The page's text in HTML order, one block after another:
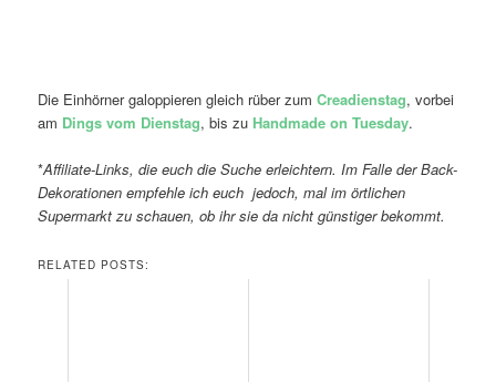
Die Einhörner galoppieren gleich rüber zumCreadienstag, vorbei
am Dings vom Dienstag, bis zu Handmade on Tuesday.
*Affiliate-Links, die euch die Suche erleichtern. Im Falle der Back-
Dekorationen empfehle ich euchjedoch, mal im örtlichen
Supermarkt zu schauen, ob ihr sie da nicht günstiger bekommt.
RELATED POSTS: